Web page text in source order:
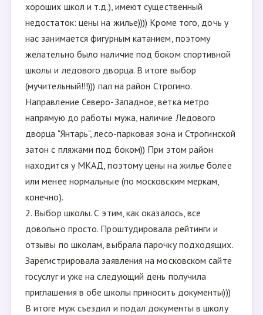
хороших школ и т.д.), имеют существенный
недостаток: цены на жилье)))) Кроме того, дочь у
нас занимается фигурным катанием, поэтому
желательно было наличие под боком спортивной
школы и ледового дворца. В итоге выбор
(мучительный!!!))) пал на район Строгино.
Направление Северо-Западное, ветка метро
напрямую до работы мужа, наличие Ледового
дворца "Янтарь", лесо-парковая зона и Строгинской
затон с пляжами под боком)) При этом район
находится у МКАД, поэтому цены на жилье более
или менее нормальные (по московским меркам,
конечно).
2. Выбор школы. С этим, как оказалось, все
довольно просто. Проштудировала рейтинги и
отзывы по школам, выбрала парочку подходящих.
Зарегистрировала заявления на московском сайте
госуслуг и уже на следующий день получила
приглашения в обе школы приносить документы)))
В итоге муж съездил и подал документы в школу